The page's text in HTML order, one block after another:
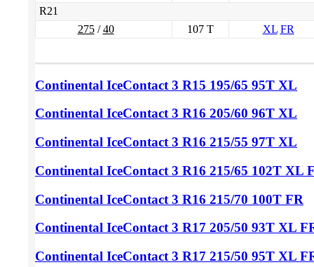
R21
275/40 107 T XL FR
Continental IceContact 3 R15 195/65 95T XL
Continental IceContact 3 R16 205/60 96T XL
Continental IceContact 3 R16 215/55 97T XL
Continental IceContact 3 R16 215/65 102T XL
Continental IceContact 3 R16 215/70 100T FR
Continental IceContact 3 R17 205/50 93T XL
Continental IceContact 3 R17 215/50 95T XL